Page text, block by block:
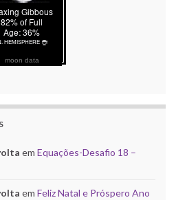
moon data
em Equações-Desafio 18 –
em Feliz Natal e Próspero Ano